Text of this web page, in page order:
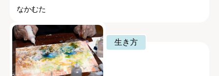
なかむた
生き方